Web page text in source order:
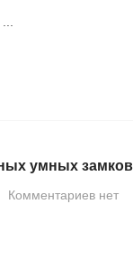
умных замков
Комментариев нет